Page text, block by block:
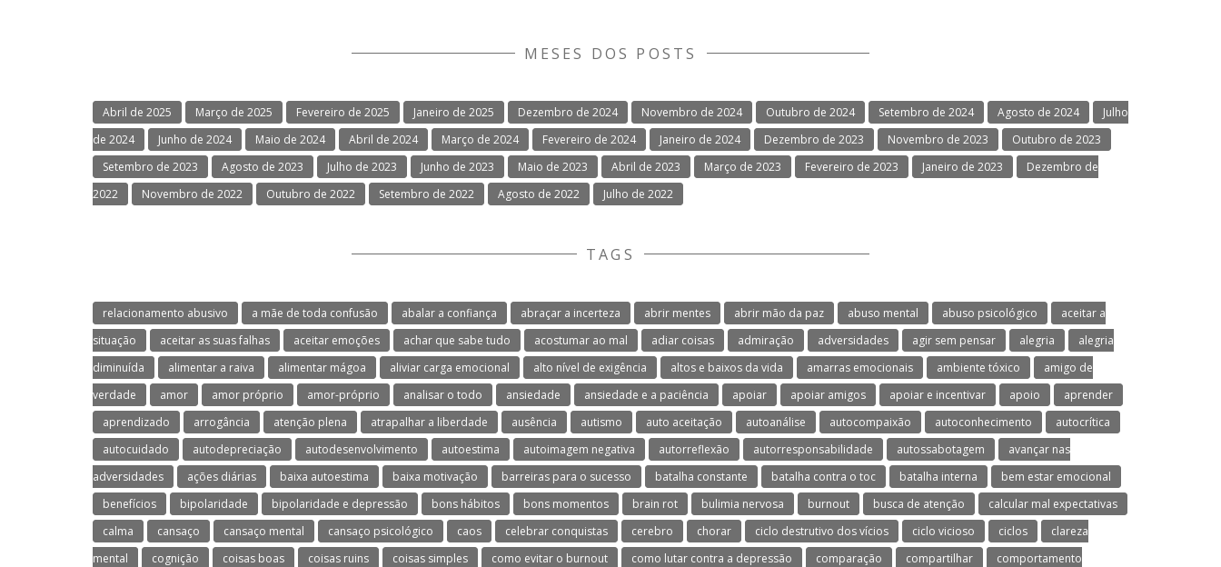
MESES DOS POSTS
Abril de 2025 Março de 2025 Fevereiro de 2025 Janeiro de 2025 Dezembro de 2024 Novembro de 2024 Outubro de 2024 Setembro de 2024 Agosto de 2024
Julho
de 2024
Junho de 2024 Maio de 2024 Abril de 2024 Março de 2024 Fevereiro de 2024 Janeiro de 2024 Dezembro de 2023 Novembro de 2023
Outubro de 2023
Setembro de 2023
Agosto de 2023 Julho de 2023 Junho de 2023 Maio de 2023 Abril de 2023 Março de 2023 Fevereiro de 2023 Janeiro de 2023
Dezembro de
2022
Novembro de 2022 Outubro de 2022 Setembro de 2022 Agosto de 2022 Julho de 2022
TAGS
relacionamento abusivo a mãe de toda confusão abalar a confiança abraçar a incerteza abrir mentes abrir mão da paz abuso mental abuso psicológico
aceitar a
situação
aceitar as suas falhas aceitar emoções achar que sabe tudo acostumar ao mal adiar coisas admiração adversidades agir sem pensar alegria
alegria
diminuída
alimentar a raiva alimentar mágoa aliviar carga emocional alto nível de exigência altos e baixos da vida amarras emocionais ambiente tóxico
amigo de
verdade
amor amor próprio amor-próprio analisar o todo ansiedade ansiedade e a paciência apoiar apoiar amigos apoiar e incentivar apoio
aprender
aprendizado
arrogância atenção plena atrapalhar a liberdade ausência autismo auto aceitação autoanálise autocompaixão autoconhecimento
autocrítica
autocuidado
autodepreciação autodesenvolvimento autoestima autoimagem negativa autorreflexão autorresponsabilidade autossabotagem
avançar nas
adversidades
ações diárias baixa autoestima baixa motivação barreiras para o sucesso batalha constante batalha contra o toc batalha interna
bem estar emocional
benefícios
bipolaridade bipolaridade e depressão bons hábitos bons momentos brain rot bulimia nervosa burnout busca de atenção
calcular mal expectativas
calma
cansaço cansaço mental cansaço psicológico caos celebrar conquistas cerebro chorar ciclo destrutivo dos vícios ciclo vicioso ciclos
clareza
mental
cognição coisas boas coisas ruins coisas simples como evitar o burnout como lutar contra a depressão comparação compartilhar
comportamento